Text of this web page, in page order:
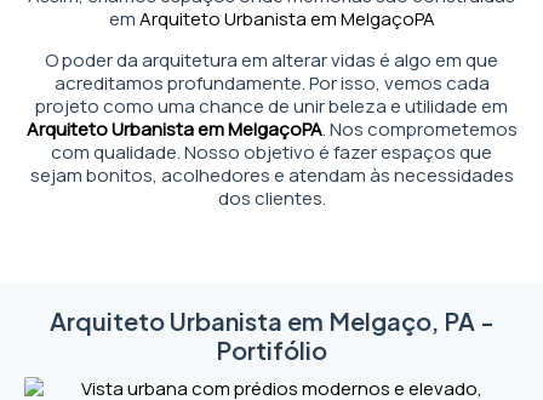
emArquiteto Urbanista em MelgaçoPA
O poder da arquitetura em alterar vidas é algo em que
acreditamos profundamente. Por isso, vemos cada
projeto como uma chance de unir beleza e utilidade em
Arquiteto Urbanista em MelgaçoPA. Nos comprometemos
com qualidade. Nosso objetivo é fazer espaços que
sejam bonitos, acolhedores e atendam às necessidades
dos clientes.
Arquiteto Urbanista em Melgaço, PA -
Portifólio